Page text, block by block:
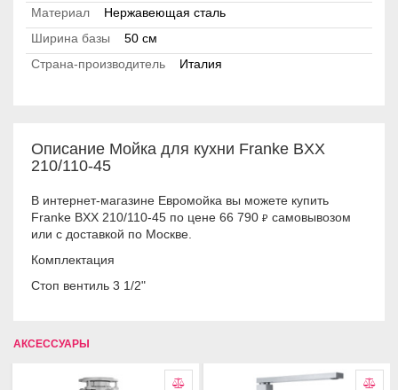
Материал
Нержавеющая сталь
Ширина базы
50 см
Страна-производитель
Италия
Описание Мойка для кухни Franke BXX
210/110-45
В интернет-магазине Евромойка вы можете купить
Franke BXX 210/110-45 по цене 66 790 ₽ самовывозом
или с доставкой по Москве.
Комплектация
Стоп вентиль 3 1/2"
АКСЕССУАРЫ